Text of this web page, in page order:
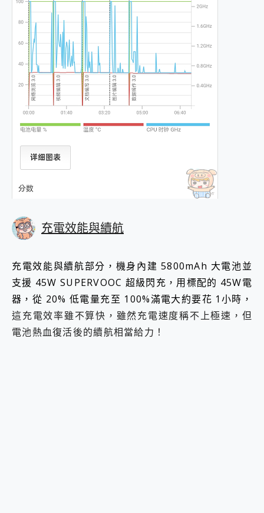
充電效能與續航
充電效能與續航部分，機身內建 5800mAh 大電池並
支援 45W SUPERVOOC 超級閃充，用標配的 45W電
器，從 20% 低電量充至 100%滿電大約要花 1小時，
這充電效率雖不算快，雖然充電速度稱不上極速，但
電池熱血復活後的續航相當給力！